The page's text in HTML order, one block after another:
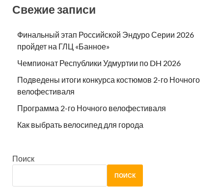
Свежие записи
Финальный этап Российской Эндуро Серии 2026
пройдет на ГЛЦ «Банное»
Чемпионат Республики Удмуртии по DH 2026
Подведены итоги конкурса костюмов 2-го Ночного
велофестиваля
Программа 2-го Ночного велофестиваля
Как выбрать велосипед для города
Поиск
ПОИСК